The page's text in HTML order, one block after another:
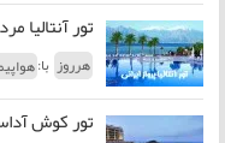
تور آنتالیا
هرروز با:
تور کوش